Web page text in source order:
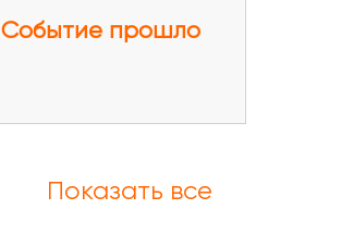
Событие прошло
Показать все